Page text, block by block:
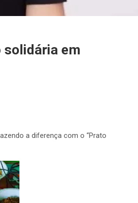
solidária em
a diferença com o “Prato